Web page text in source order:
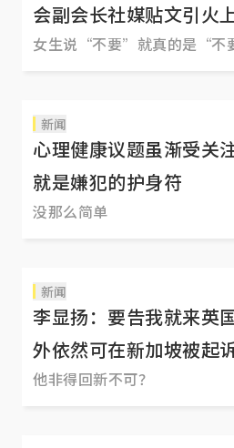
会副会长社媒贴文引火
女生说“不要”就真的是“不
新闻
心理健康议题虽渐受
就是嫌犯的护身符
没那么简单
新闻
李显扬：要告我就来
外依然可在新加坡被起
他非得回新不可？